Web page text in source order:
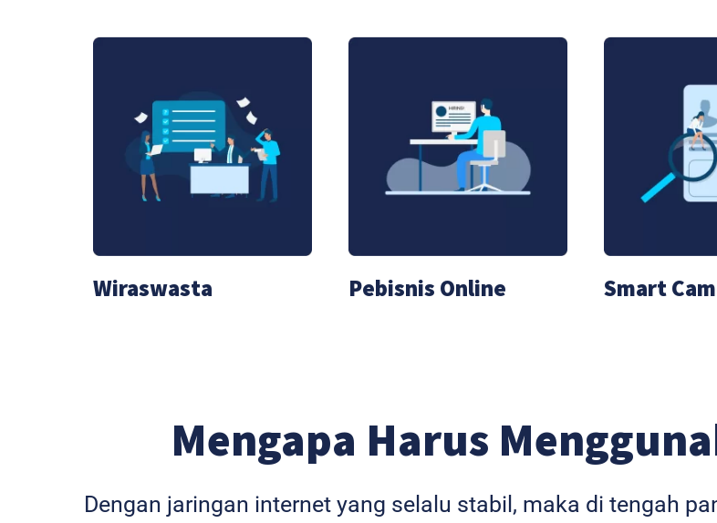
Wiraswasta Pebisnis Online Smart
Mengapa Harus
Dengan jaringan internet yang selalu stabil, maka di tengah